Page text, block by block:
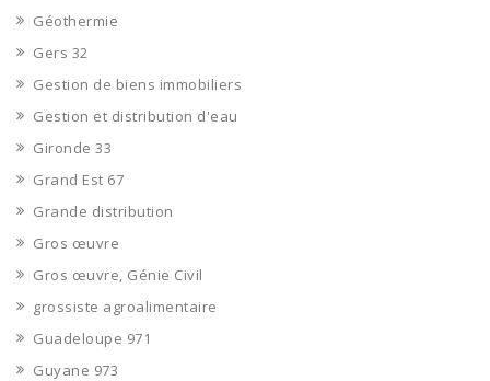
Géothermie
Gers 32
Gestion de biens immobiliers
Gestion et distribution d'eau
Gironde 33
Grand Est 67
Grande distribution
Gros œuvre
Gros œuvre, Génie Civil
grossiste agroalimentaire
Guadeloupe 971
Guyane 973